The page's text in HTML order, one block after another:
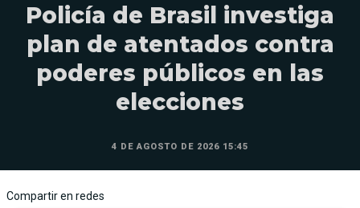
Policía de Brasil investiga
plan de atentados contra
poderes públicos en las
elecciones
4 DE AGOSTO DE 2026 15:45
Compartir en redes